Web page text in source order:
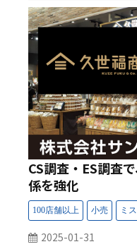
CS調査・ES調査
係を強化
2025-01-31